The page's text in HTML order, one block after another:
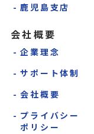
鹿児島支店
会社概要
企業理念
サポート体制
会社概要
プライバシー
ポリシー